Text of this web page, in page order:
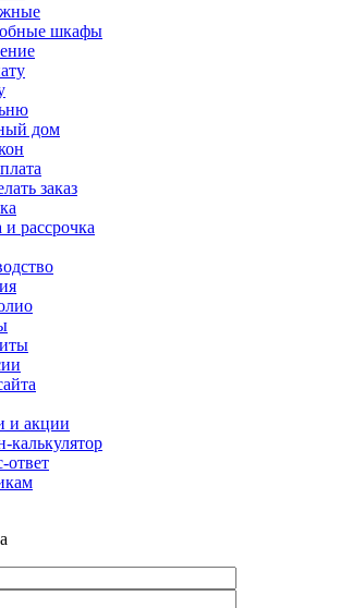
шкафы
дом
заказ
рассрочка
и акции
калькулятор
ответ